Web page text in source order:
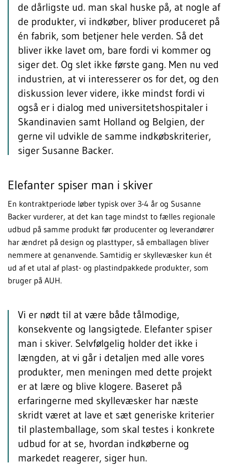
de dårligste ud. man skal huske på, at nogle af
de produkter, vi indkøber, bliver produceret på
én fabrik, som betjener hele verden. Så det
bliver ikke lavet om, bare fordi vi kommer og
siger det. Og slet ikke første gang. Men nu ved
industrien, at vi interesserer os for det, og den
diskussion lever videre, ikke mindst fordi vi
også er i dialog med universitetshospitaler i
Skandinavien samt Holland og Belgien, der
gerne vil udvikle de samme indkøbskriterier,
siger Susanne Backer.
Elefanter spiser man i skiver
En kontraktperiode løber typisk over 3-4 år og Susanne
Backer vurderer, at det kan tage mindst to fælles regionale
udbud på samme produkt før producenter og leverandører
har ændret på design og plasttyper, så emballagen bliver
nemmere at genanvende. Samtidig er skyllevæsker kun ét
ud af et utal af plast- og plastindpakkede produkter, som
bruger på AUH.
Vi er nødt til at være både tålmodige,
konsekvente og langsigtede. Elefanter spiser
man i skiver. Selvfølgelig holder det ikke i
længden, at vi går i detaljen med alle vores
produkter, men meningen med dette projekt
er at lære og blive klogere. Baseret på
erfaringerne med skyllevæsker har næste
skridt været at lave et sæt generiske kriterier
til plastemballage, som skal testes i konkrete
udbud for at se, hvordan indkøberne og
markedet reagerer, siger hun.